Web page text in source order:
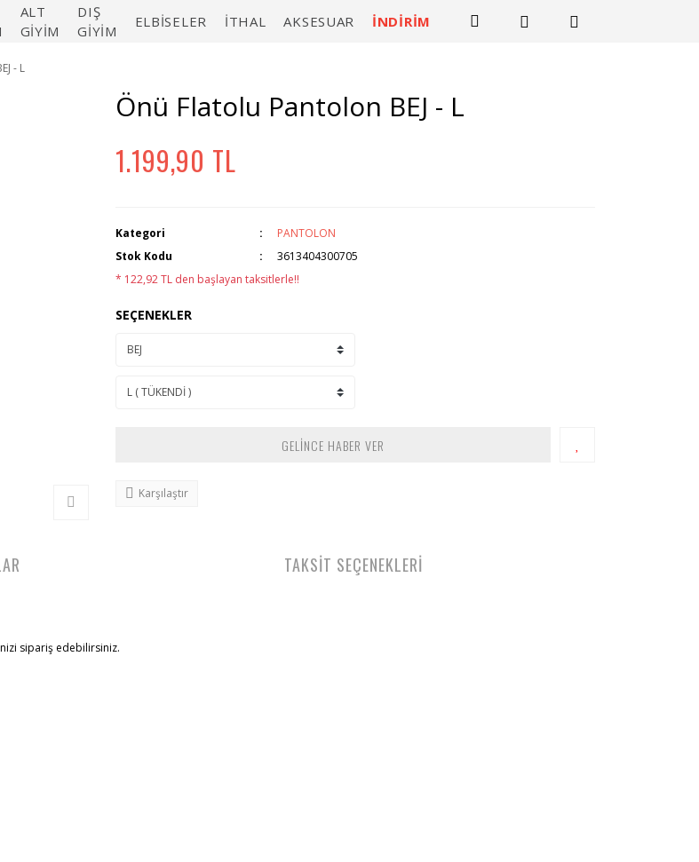
ALT
GİYİM
DIŞ
GİYİM
ELBİSELER İTHAL AKSESUAR İNDİRİM
- L
Önü Flatolu Pantolon BEJ - L
1.199,90 TL
Kategori
PANTOLON
Stok Kodu
3613404300705
* 122,92 TL den başlayan taksitlerle!!
SEÇENEKLER
GELİNCE HABER VER
Karşılaştır
sipariş edebilirsiniz.
TAKSİT SEÇENEKLERİ